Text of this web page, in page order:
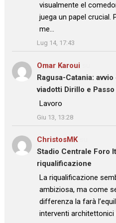
visualmente el
juega un papel crucial.
me…
”
Lug 14, 17:43
Omar Karoui
Ragusa-Catania:
viadotti Dirillo e
: “Lavoro
”
Giu 13, 13:28
ChristosMKsu
Stadio Centrale Foro
riqualificazione
: “La riqualificazione
ambiziosa, ma come
differenza la farà
interventi architettonici
”